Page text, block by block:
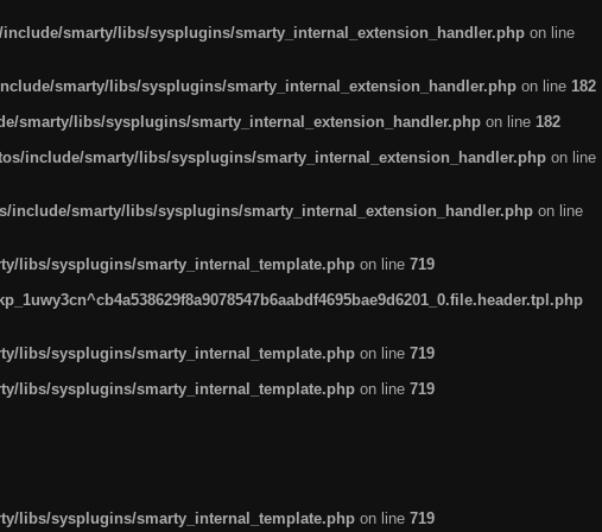
smarty/libs/sysplugins/smarty_internal_extension_handler.php on line
smarty/libs/sysplugins/smarty_internal_extension_handler.php on line 182
smarty/libs/sysplugins/smarty_internal_extension_handler.php on line 182
include/smarty/libs/sysplugins/smarty_internal_extension_handler.php on line
include/smarty/libs/sysplugins/smarty_internal_extension_handler.php on line
libs/sysplugins/smarty_internal_template.php on line 719
libs/sysplugins/smarty_internal_template.php on line 719
libs/sysplugins/smarty_internal_template.php on line 719
libs/sysplugins/smarty_internal_template.php on line 719